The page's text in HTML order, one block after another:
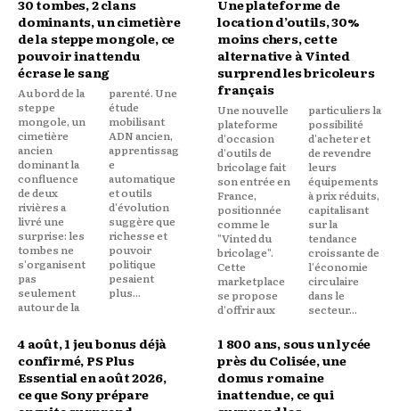
30 tombes, 2 clans
dominants, un cimetière
de la steppe mongole, ce
pouvoir inattendu
écrase le sang
Au bord de la
steppe
mongole, un
cimetière
ancien
dominant la
confluence
de deux
rivières a
livré une
surprise: les
tombes ne
s'organisent
pas
seulement
autour de la
parenté. Une
étude
mobilisant
ADN ancien,
apprentissag
e
automatique
et outils
d'évolution
suggère que
richesse et
pouvoir
politique
pesaient
plus...
Une plateforme de
location d’outils, 30%
moins chers, cette
alternative à Vinted
surprend les bricoleurs
français
Une nouvelle
plateforme
d'occasion
d'outils de
bricolage fait
son entrée en
France,
positionnée
comme le
"Vinted du
bricolage".
Cette
marketplace
se propose
d'offrir aux
particuliers la
possibilité
d'acheter et
de revendre
leurs
équipements
à prix réduits,
capitalisant
sur la
tendance
croissante de
l'économie
circulaire
dans le
secteur...
4 août, 1 jeu bonus déjà
confirmé, PS Plus
Essential en août 2026,
ce que Sony prépare
1 800 ans, sous un lycée
près du Colisée, une
domus romaine
inattendue, ce qui